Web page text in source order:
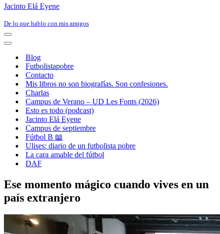
Jacinto Elá Eyene
De lo que hablo con mis amigos
Menú
de
Menú
navegación
Blog
Futbolistapobre
Contacto
Mis libros no son biografías. Son confesiones.
Charlas
Campus de Verano – UD Les Fonts (2026)
Esto es todo (podcast)
Jacinto Elá Eyene
Campus de septiembre
Fútbol B 📖
Ulises: diario de un futbolista pobre
La cara amable del fútbol
DAF
Ese momento mágico cuando vives en un
país extranjero